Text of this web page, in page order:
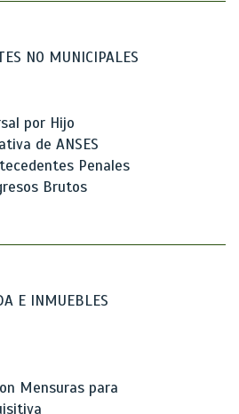
NO MUNICIPALES
por Hijo
de ANSES
Penales
Brutos
E INMUEBLES
Mensuras para